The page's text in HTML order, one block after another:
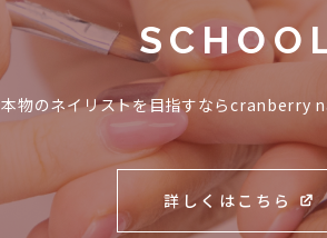
本物のネイリストを目指すならcranberry
詳しくはこちら